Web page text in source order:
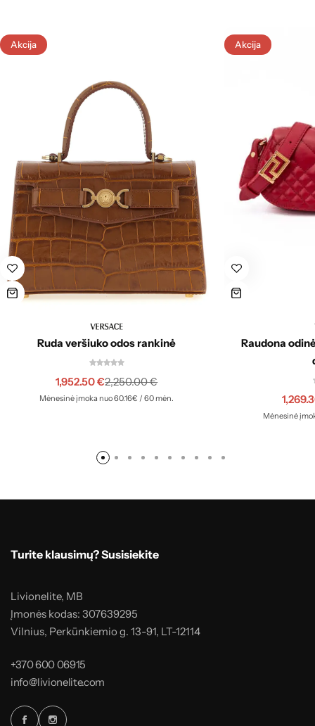
Akcija
Ruda veršiuko odos rankinė
2,250.00€
1,952.50€
Mėnesinė įmoka nuo 60.16€ / 60 mėn.
Akcija
Raudona
Mėnesinė
Turite klausimų? Susisiekite
Livionelite, MB
Įmonės kodas: 307639295
Vilnius, Perkūnkiemio g. 13-91, LT-12114
+370 600 06915
info@livionelite.com